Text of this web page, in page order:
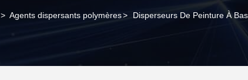
> Agents dispersants polymères> Disperseurs De Peinture À